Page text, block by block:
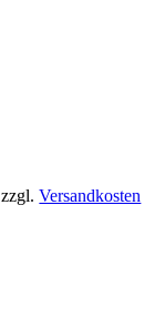
zzgl.Versandkosten